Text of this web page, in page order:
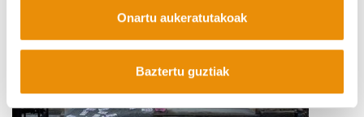
Onartu aukeratutakoak
Baztertu guztiak